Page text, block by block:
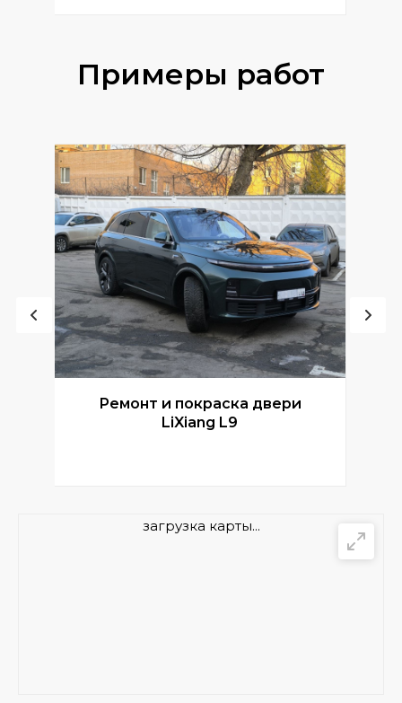
Примеры работ
Ремонт и покраска двери
LiXiang L9
загрузка карты...